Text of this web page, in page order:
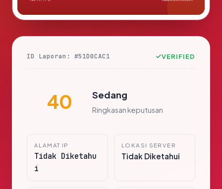
ID Laporan: #51D0CAC1 VERIFIED
40 Sedang
Ringkasan keputusan
ALAMAT IP
Tidak Diketahu
i
LOKASI SERVER
Tidak Diketahui